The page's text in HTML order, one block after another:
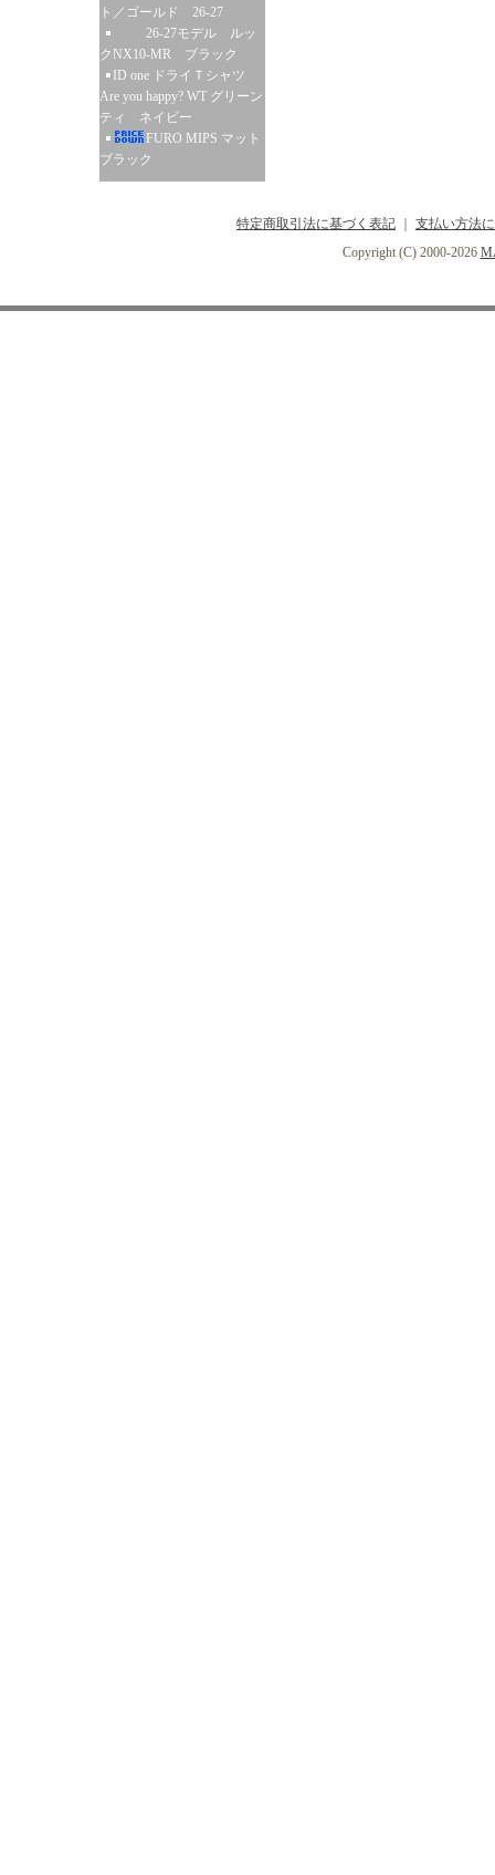
ト／ゴールド 26-27
26-27モデル ルッ
クNX10-MR ブラック
ID one ドライＴシャツ
Are you happy? WT グリーン
ティ ネイビー
FURO MIPS マット
ブラック
特定商取引法に基づく表記
支払い方法
Copyright (C) 2000-2026